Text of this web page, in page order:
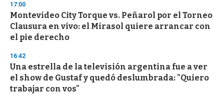
d
s
o
f
3
s
e
c
o
n
17:00
Montevideo City Torque vs. Peñarol por el Torneo
Clausura en vivo: el Mirasol quiere arrancar con
el pie derecho
16:42
Una estrella de la televisión argentina fue a ver
el show de Gustaf y quedó deslumbrada: "Quiero
trabajar con vos"